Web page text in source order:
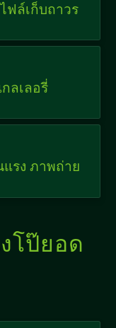
ฟล์เก็บถาวร
ลเลอรี่
แรง ภาพถ่าย
โป๊ยอด